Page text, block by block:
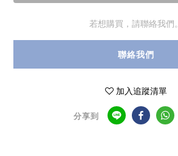
若想購買，請聯絡我們。
聯絡我們
加入追蹤清單
分享到